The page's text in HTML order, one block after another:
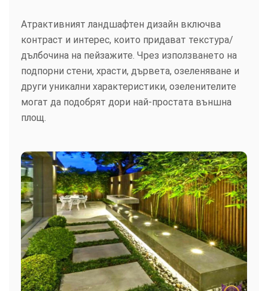
Атрактивният ландшафтен дизайн включва
контраст и интерес, които придават текстура/
дълбочина на пейзажите. Чрез използването на
подпорни стени, храсти, дървета, озеленяване и
други уникални характеристики, озеленителите
могат да подобрят дори най-простата външна
площ.